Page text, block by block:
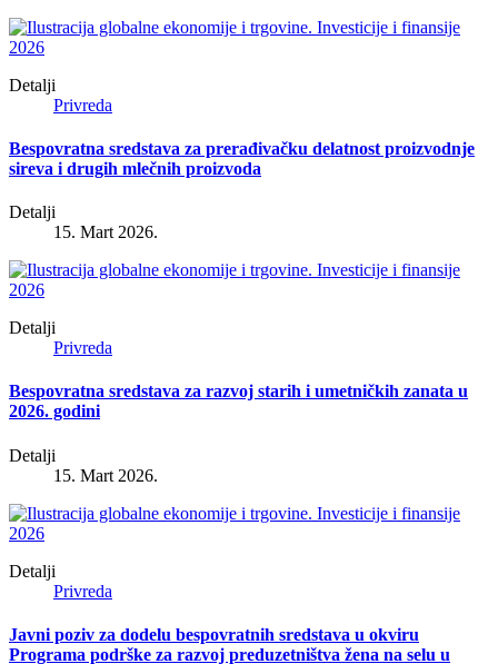
Detalji
Privreda
Bespovratna sredstava za prerađivačku delatnost proizvodnje
sireva i drugih mlečnih proizvoda
Detalji
15. Mart 2026.
Detalji
Privreda
Bespovratna sredstava za razvoj starih i umetničkih zanata u
2026. godini
Detalji
15. Mart 2026.
Detalji
Privreda
Javni poziv za dodelu bespovratnih sredstava u okviru
Programa podrške za razvoj preduzetništva žena na selu u